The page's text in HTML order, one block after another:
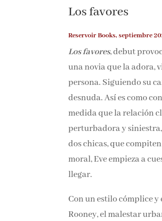
Los favores
Reservoir Books, septiembre
Los favores, debut
una novia que la adora,
persona. Siguiendo su
desnuda. Así es como
medida que la relación
perturbadora y
dos chicas, que
moral, Eve empieza a
llegar.
Con un estilo cómplice
Rooney, el malestar